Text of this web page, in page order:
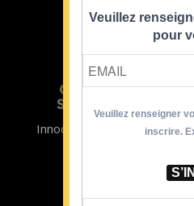
CRISTINA
SOUTIENT
Innocence en Danger
Veuillez
pour
Veuillez renseigner
inscrire.